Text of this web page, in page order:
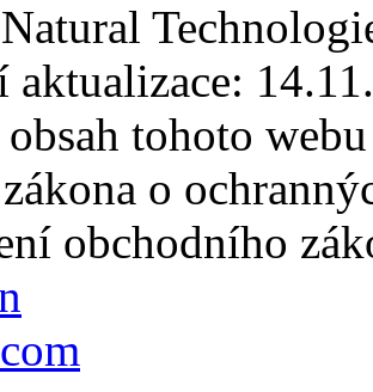
aktualizace:
tohoto
o
obchodního